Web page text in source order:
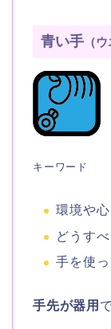
青い手 （
キーワード
環境や
どうす
手を使
手先が器用